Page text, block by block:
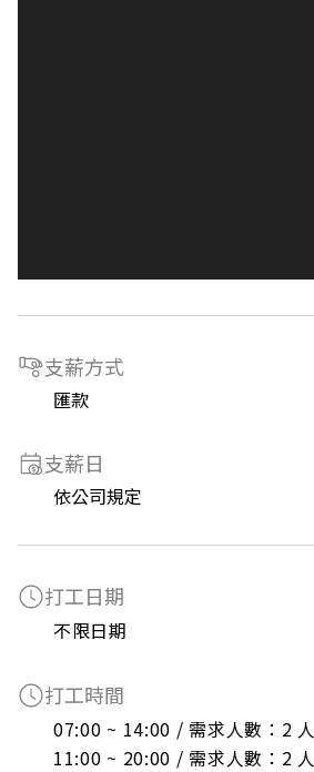
支薪方式
匯款
支薪日
依公司規定
打工日期
不限日期
打工時間
07:00 ~ 14:00 / 需求人數：2 人
11:00 ~ 20:00 / 需求人數：2 人